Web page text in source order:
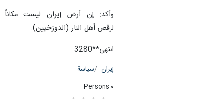
وأکد: إن أرض إيران ليست مكاناً
لرقص أهل النار (الدوزخيين).
انتهی**3280
إيران
سياسة
٠ Persons